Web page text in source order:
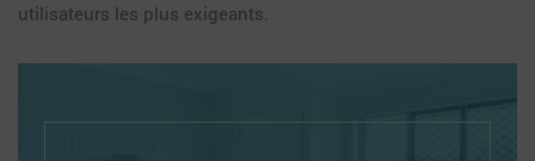
utilisateurs les plus exigeants.